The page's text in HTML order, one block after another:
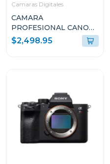
Camaras Digitales
CAMARA
PROFESIONAL CANON
MIRRORLESS EOS R6 V
SOLO CUERPO
$2,498.95